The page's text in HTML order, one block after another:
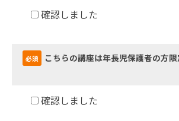
確認しました
必須 こちらの講座は年長児保護者の方
確認しました